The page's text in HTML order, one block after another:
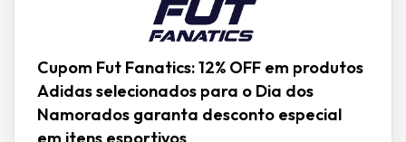
Cupom Fut Fanatics: 12% OFF em produtos
Adidas selecionados para o Dia dos
Namorados garanta desconto especial
em itens esportivos